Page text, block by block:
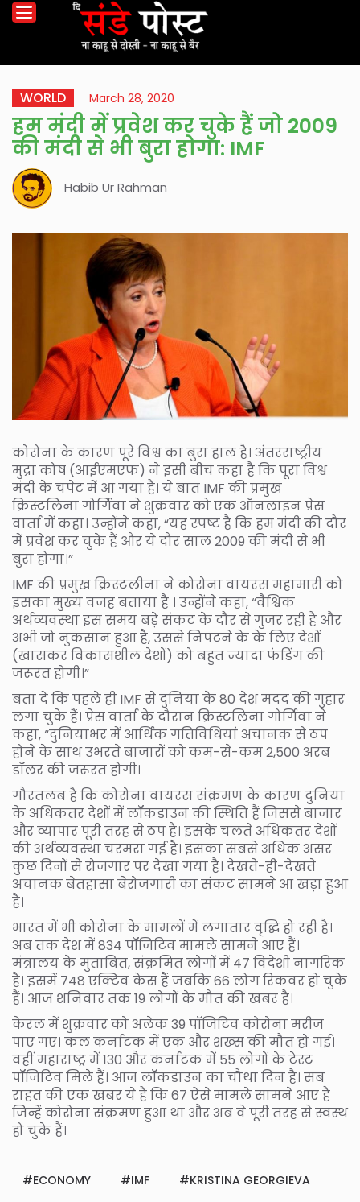
WORLD March 28, 2020
हम मंदी में प्रवेश कर चुके हैं जो 2009
की मंदी से भी बुरा होगा: IMF
Habib Ur Rahman
कोरोना के कारण पूरे विश्व का बुरा हाल है। अंतरराष्ट्रीय
मुद्रा कोष (आईएमएफ) ने इसी बीच कहा है कि पूरा विश्व
मंदी के चपेट में आ गया है। ये बात IMF की प्रमुख
क्रिस्टलिना गोर्गिवा ने शुक्रवार को एक ऑनलाइन प्रेस
वार्ता में कहा। उन्होंने कहा, “यह स्पष्ट है कि हम मंदी की दौर
में प्रवेश कर चुके हैं और ये दौर साल 2009 की मंदी से भी
बुरा होगा।”
IMF की प्रमुख क्रिस्टलीना ने कोरोना वायरस महामारी को
इसका मुख्य वजह बताया है । उन्होंने कहा, “वैश्विक
अर्थव्यवस्था इस समय बड़े संकट के दौर से गुजर रही है और
अभी जो नुकसान हुआ है, उससे निपटने के के लिए देशों
(खासकर विकासशील देशों) को बहुत ज्यादा फंडिंग की
जरूरत होगी।”
बता दें कि पहले ही IMF से दुनिया के 80 देश मदद की गुहार
लगा चुके हैं। प्रेस वार्ता के दौरान क्रिस्टलिना गोर्गिवा ने
कहा, “दुनियाभर में आर्थिक गतिविधियां अचानक से ठप
होने के साथ उभरते बाजारों को कम-से-कम 2,500 अरब
डॉलर की जरूरत होगी।
गौरतलब है कि कोरोना वायरस संक्रमण के कारण दुनिया
के अधिकतर देशों में लॉकडाउन की स्थिति हैं जिससे बाजार
और व्यापार पूरी तरह से ठप है। इसके चलते अधिकतर देशों
की अर्थव्यवस्था चरमरा गई है। इसका सबसे अधिक असर
कुछ दिनों से रोजगार पर देखा गया है। देखते-ही-देखते
अचानक बेतहासा बेरोजगारी का संकट सामने आ खड़ा हुआ
है।
भारत में भी कोरोना के मामलों में लगातार वृद्धि हो रही है।
अब तक देश में 834 पॉजिटिव मामले सामने आए हैं।
मंत्रालय के मुताबित, संक्रमित लोगों में 47 विदेशी नागरिक
है। इसमें 748 एक्टिव केस हैं जबकि 66 लोग रिकवर हो चुके
हैं। आज शनिवार तक 19 लोगों के मौत की खबर है।
केरल में शुक्रवार को अलेक 39 पॉजिटिव कोरोना मरीज
पाए गए। कल कर्नाटक में एक और शख्स की मौत हो गई।
वहीं महाराष्ट्र में 130 और कर्नाटक में 55 लोगों के टेस्ट
पॉजिटिव मिले हैं। आज लॉकडाउन का चौथा दिन है। सब
राहत की एक खबर ये है कि 67 ऐसे मामले सामने आए हैं
जिन्हें कोरोना संक्रमण हुआ था और अब वे पूरी तरह से स्वस्थ
हो चुके हैं।
ECONOMY IMF KRISTINA GEORGIEVA